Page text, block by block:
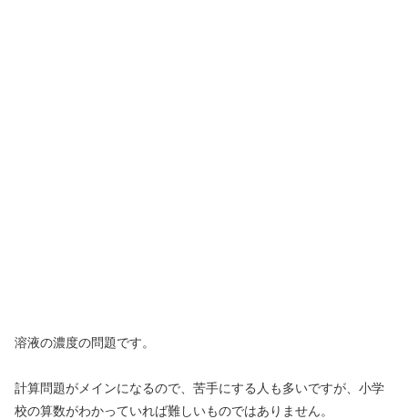
溶液の濃度の問題です。
計算問題がメインになるので、苦手にする人も多いですが、小学
校の算数がわかっていれば難しいものではありません。